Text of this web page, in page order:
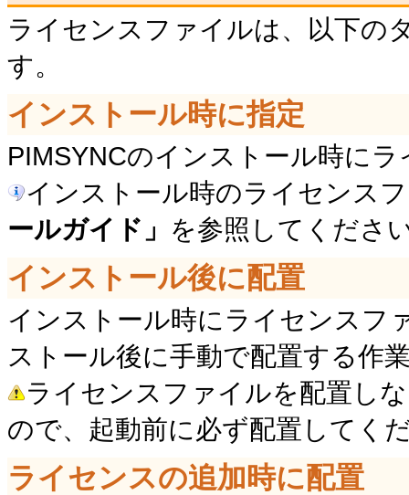
ライセンスファイルは、以下の
す。
インストール時に指定
PIMSYNCのインストール時に
インストール時のライセンス
ールガイド」 を参照してくださ
インストール後に配置
インストール時にライセンスフ
ストール後に手動で配置する作
ライセンスファイルを配置し
ので、起動前に必ず配置してく
ライセンスの追加時に配置